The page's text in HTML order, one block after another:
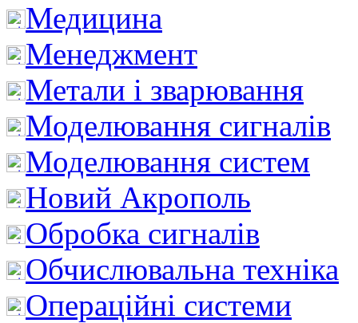
Медицина
Менеджмент
Метали і зварювання
Моделювання сигналів
Моделювання систем
Новий Акрополь
Обробка сигналів
Обчислювальна техніка
Операційні системи